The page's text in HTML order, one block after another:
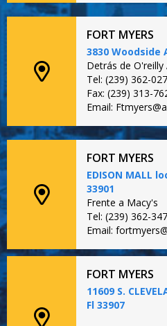
FORT MYERS
3830 Woodside
Detrás de
Tel: (239) 362-
Fax: (239) 313-
Email:
FORT MYERS
EDISON MALL
33901
Frente a Macy's
Tel: (239) 362-
Email:
FORT MYERS
11609 S.
Fl 33907